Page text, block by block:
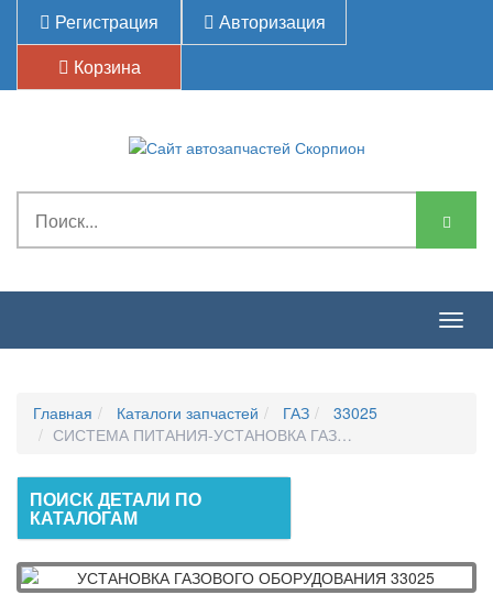
Регистрация
Авторизация
Корзина
Главная Каталоги запчастей ГАЗ
33025
СИСТЕМА ПИТАНИЯ-УСТАНОВКА ГАЗОВОГО
ПОИСК ДЕТАЛИ ПО
КАТАЛОГАМ